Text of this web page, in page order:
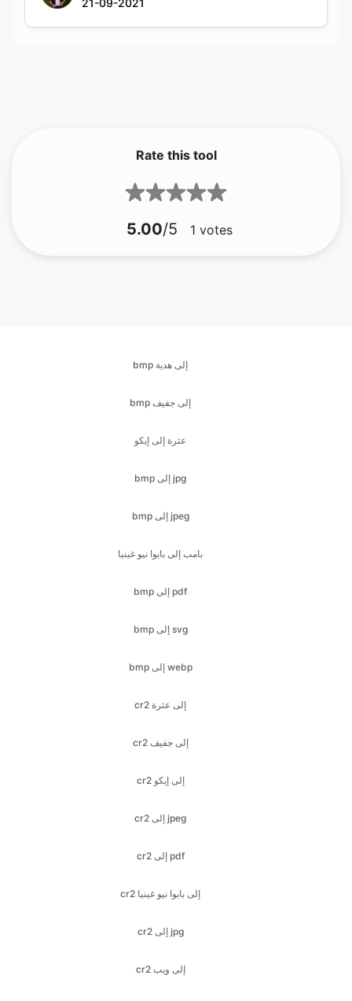
5.00/5 1votes
عثرة إلى إيكو
bmp إلى jpg
bmp إلى jpeg
بامب إلى بابوا نيو غينيا
bmp إلى pdf
bmp إلى svg
bmp إلى webp
cr2 إلى عثرة
cr2 إلى جفيف
cr2 إلى إيكو
cr2 إلى jpeg
cr2 إلى pdf
cr2 إلى بابوا نيو غينيا
cr2 إلى jpg
cr2 إلى ويب
gif إلى bmp
gif إلى ico